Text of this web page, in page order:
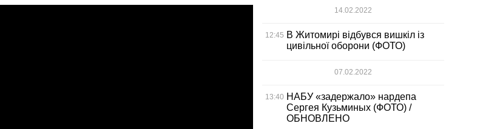
14.02.2022
12:45 В Житомирі відбувся вишкіл із
цивільної оборони (ФОТО)
07.02.2022
13:40 НАБУ «задержало» нардепа
Сергея Кузьминых (ФОТО) /
ОБНОВЛЕНО